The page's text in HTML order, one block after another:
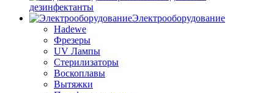
дезинфектанты
Электрооборудование
Hadewe
Фрезеры
UV Лампы
Стерилизаторы
Воскоплавы
Вытяжки